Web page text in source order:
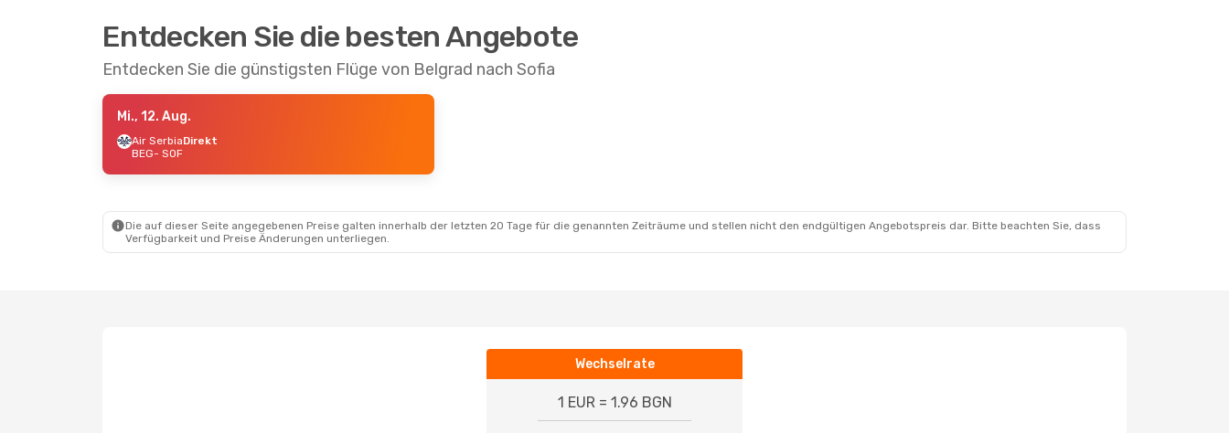
Entdecken Sie die besten Angebote
Entdecken Sie die günstigsten Flüge von Belgrad nach Sofia
Mi., 12. Aug.
Air SerbiaDirekt
BEG- SOF
Die auf dieser Seite angegebenen Preise galten innerhalb der letzten 20 Tage für die genannten Zeiträume und stellen nicht den endgültigen Angebotspreis dar. Bitte beachten Sie, dass
Verfügbarkeit und Preise Änderungen unterliegen.
Wechselrate
1 EUR = 1.96 BGN